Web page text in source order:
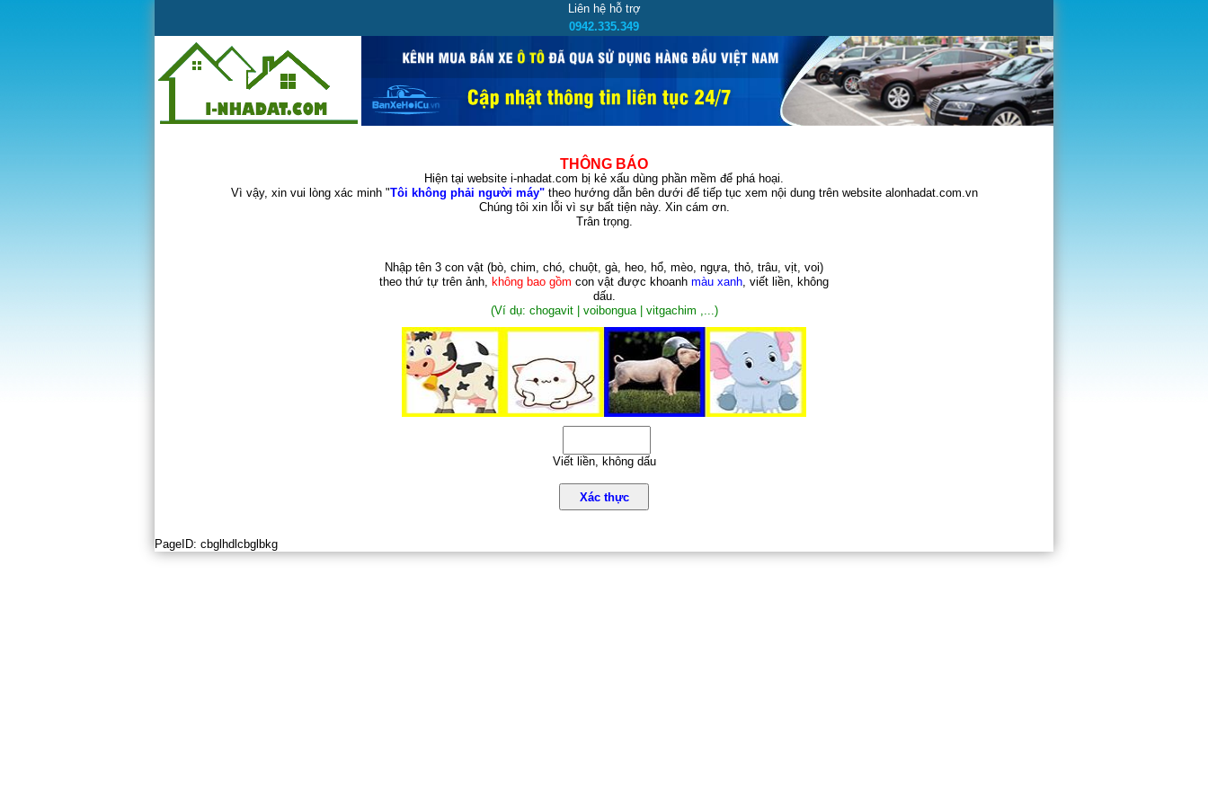
Liên hệ hỗ trợ
0942.335.349
THÔNG BÁO
Hiện tại website i-nhadat.com bị kẻ xấu dùng phần mềm để phá hoại.
Vì vậy, xin vui lòng xác minh "Tôi không phải người máy"theo hướng dẫn bên dưới để tiếp tục xem nội dung trên website alonhadat.com.vn
Chúng tôi xin lỗi vì sự bất tiện này. Xin cám ơn.
Trân trọng.
Nhập tên 3 con vật (bò, chim, chó, chuột, gà, heo, hổ, mèo, ngựa, thỏ, trâu, vịt, voi)
theo thứ tự trên ảnh, không bao gồm con vật được khoanh màu xanh, viết liền, không
dấu.
(Ví dụ: chogavit | voibongua | vitgachim ,...)
Viết liền, không dấu
Xác thực
PageID: cbglhdlcbglbkg